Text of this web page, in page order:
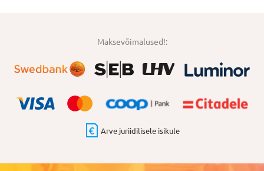
Maksevõimalused!:
Arve juriidilisele isikule